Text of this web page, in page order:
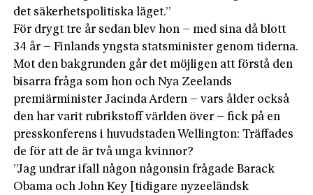
det säkerhetspolitiska läget.”
För drygt tre år sedan blev hon – med sina då blott
34 år – Finlands yngsta statsminister genom tiderna.
Mot den bakgrunden går det möjligen att förstå den
bisarra fråga som hon och Nya Zeelands
premiärminister Jacinda Ardern – vars ålder också
den har varit rubrikstoff världen över – fick på en
presskonferens i huvudstaden Wellington: Träffades
de för att de är två unga kvinnor?
”Jag undrar ifall någon någonsin frågade Barack
Obama och John Key [tidigare nyzeeländsk